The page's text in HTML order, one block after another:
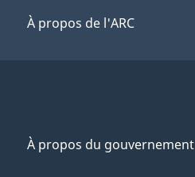
À propos de l'ARC
À propos du gouvernement